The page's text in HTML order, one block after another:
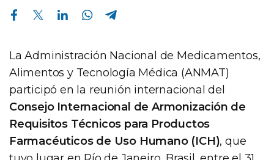
Compartir en Facebook Compartir en Twitter Compartir en Linkedin Compartir en Whatsapp
La Administración Nacional de Medicamentos,
Alimentos y Tecnología Médica (ANMAT)
participó en la reunión internacional del
Consejo Internacional de Armonización de
Requisitos Técnicos para Productos
Farmacéuticos de Uso Humano (ICH), que